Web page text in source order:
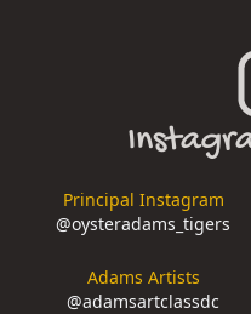
Principal Instagram
@oysteradams_tigers
Adams Artists
@adamsartclassdc